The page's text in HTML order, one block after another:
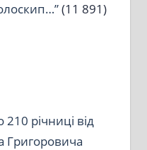
(11 891)
210 річниці від
Григоровича